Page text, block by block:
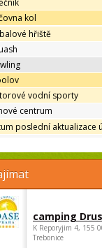
kol
hřiště
vodní sporty
centrum
poslední aktualizace
camping
K Reporyjim 4, 155
Trebonice